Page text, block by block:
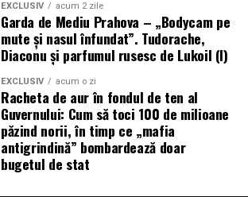
EXCLUSIV acum 2 zile
Garda de Mediu Prahova – „Bodycam pe
mute și nasul înfundat”. Tudorache,
Diaconu și parfumul rusesc de Lukoil (I)
EXCLUSIV acum o zi
Racheta de aur în fondul de ten al
Guvernului: Cum să toci 100 de milioane
păzind norii, în timp ce „mafia
antigrindină” bombardează doar
bugetul de stat